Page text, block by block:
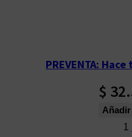
PREVENTA:
$
1